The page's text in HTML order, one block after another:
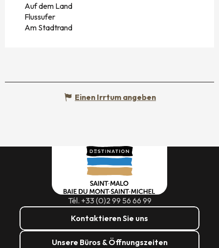
Auf dem Land
Flussufer
Am Stadtrand
Einen Irrtum angeben
Tél. +33 (0)2 99 56 66 99
Kontaktieren Sie uns
Unsere Büros & Öffnungszeiten